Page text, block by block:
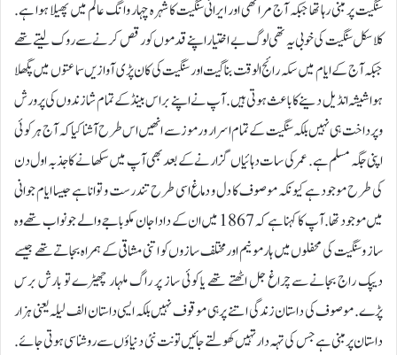
سنگیت پر مبنی رہا تھا جبکہ آج مراٹھی اور ایرانی سنگیت کا شہرہ چہار وانگ عالم میں پھیلا ہوا ہے.
کلاسکل سنگیت کی خوبی یہ تھی لوگ بے اختیار اپنے قدموں کو رقص کرنے سے روک لیتے تھے
جبکہ آج کے ایام میں سکہ رائج الوقت بنا گیت اور سنگیت کی کان پڑی آوازیں سماعتوں میں پگھلا
ہوا شیشہ انڈیل دینے کا باعث ہوتی ہیں. آپ نے اپنے براس بینڈ کے تمام شازندوں کی پرورش
و پرداخت ہی نہیں بلکہ سنگیت کے تمام اسرار و رموز سے انھیں اس طرح آشنا کیا کہ آج ہر کوئی
اپنی جگہ مسلم ہے. عمر کی سات دہائیاں گزارنے کے بعد بھی آپ میں سکھانے کا جذبہ اول دن
کی طرح موجود ہے کیونکہ موصوف کا دل و دماغ اسی طرح تندرست و توانا ہے جیسا ایام جوانی
میں موجود تھا. آپ کا کہنا ہے کہ 1867 میں ان کے دادا جان مکو باجے والے جو نواب تھے وہ
ساز و سنگیت کی محفلوں میں ہارمونیم اور مختلف سازوں کو اتنی مشاقی کے ہمراہ بجاتے تھے جیسے
دیپک راج بجانے سے چراغ جل اٹھتے تھے یا کوئی ساز پر راگ ملہار چھیڑے تو بارش برس
پڑے. موصوف کی داستان زندگی اتنے پر ہی موقوف نہیں بلکہ ایسی داستان الف لیلہ یعنی ہزار
داستان پر مبنی ہے جس کی تہہ دار تہیں کھولتے جائیں تو نت نئی دنیاؤں سے روشناسی ہوتی جائے.